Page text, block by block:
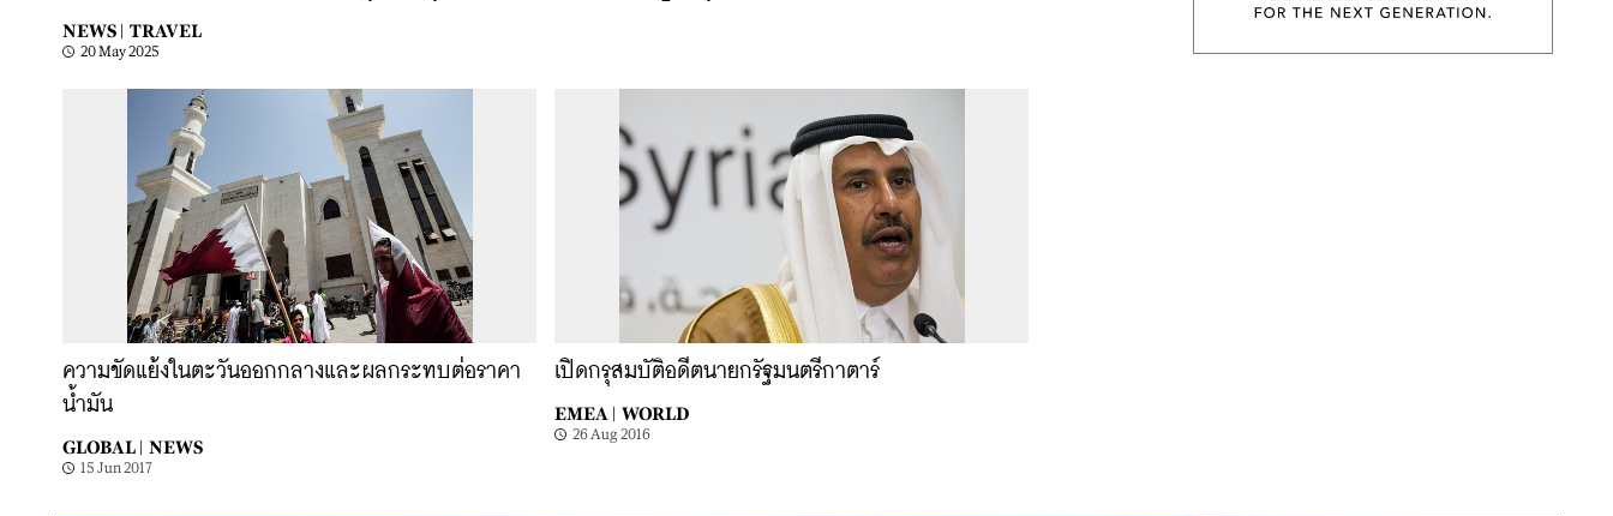
NEWS | TRAVEL
20 May 2025
ความขัดแย้งในตะวันออกกลางและผลกระทบต่อราคา
น้ำมัน
GLOBAL | NEWS
15 Jun 2017
เปิดกรุสมบัติอดีตนายกรัฐมนตรีกาตาร์
EMEA | WORLD
26 Aug 2016